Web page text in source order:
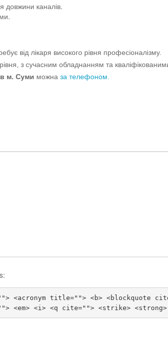
довжини каналів.
від лікаря високого рівня професіоналізму.
з сучасним обладнанням та
в м. Суми можна за телефоном.
<acronym title=""> <b> <blockquote
<em> <i> <q cite=""> <strike> <strong>